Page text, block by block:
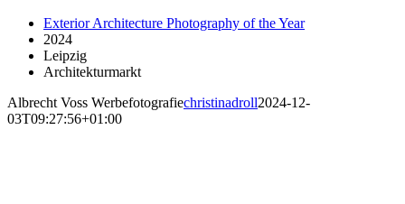
Exterior Architecture Photography of the Year
2024
Leipzig
Architekturmarkt
Albrecht Voss Werbefotografiechristinadroll2024-12-
03T09:27:56+01:00